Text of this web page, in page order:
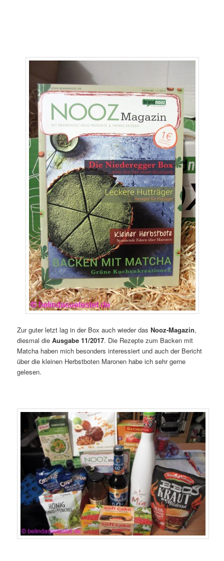
Zur guter letzt lag in der Box auch wieder dasNooz-Magazin,
diesmal dieAusgabe 11/2017. Die Rezepte zum Backen mit
Matcha haben mich besonders interessiert und auch der Bericht
über die kleinen Herbstboten Maronen habe ich sehr gerne
gelesen.